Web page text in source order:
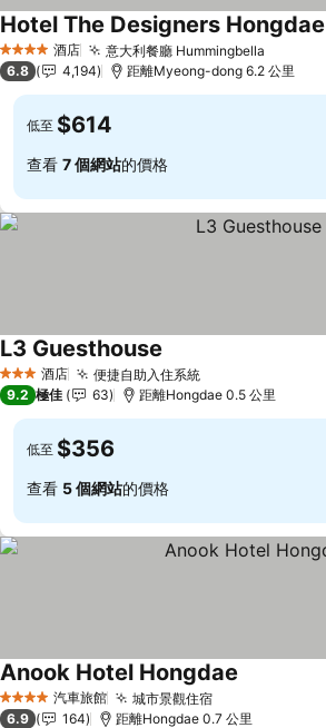
4 星級 酒店 意大利餐廳 Hummingbella
Hotel The Designers Hongdae
6.8 4,194 距離Myeong-dong 6.2 公里
低至 $614
查看 7 個網站的價格
3 星級 酒店 便捷自助入住系統查看價格
L3 Guesthouse
9.2 極佳 63 距離Hongdae 0.5 公里
低至 $356
查看 5 個網站的價格
4 星級 汽車旅館 城市景觀住宿查看價格
Anook Hotel Hongdae
6.9 164 距離Hongdae 0.7 公里